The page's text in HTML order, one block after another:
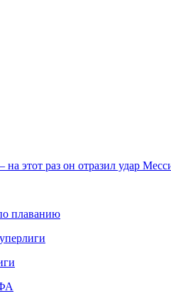
этот раз он отразил удар
плаванию